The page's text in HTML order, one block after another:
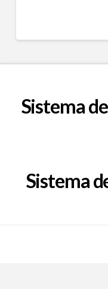
Sistema
Sistema